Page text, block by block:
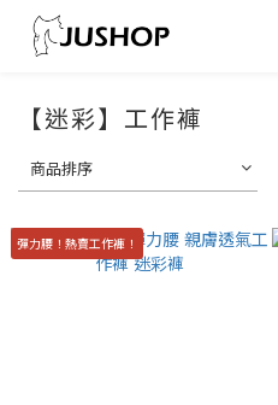
【迷彩】工作褲
商品排序
彈力腰！熱賣工作褲！